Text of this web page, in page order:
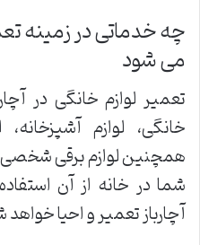
چه خدماتی در زمینه
می شود
تعمیر لوازم خانگی در
خانگی، لوازم
همچنین لوازم برقی
شما در خانه از آن
آچارباز تعمیر و احیا